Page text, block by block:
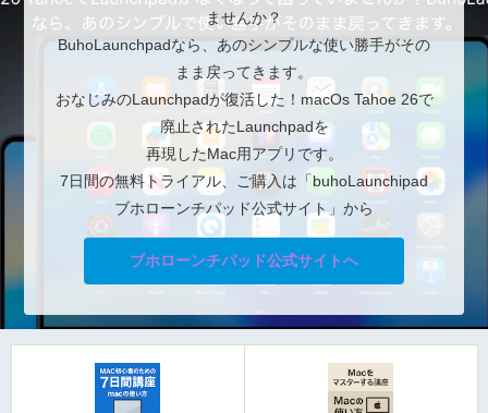
ませんか？
BuhoLaunchpadなら、あのシンプルな使い勝手がその
まま戻ってきます。
おなじみのLaunchpadが復活した！macOs Tahoe 26で
廃止されたLaunchpadを
再現したMac用アプリです。
7日間の無料トライアル、ご購入は「buhoLaunchipad
ブホローンチパッド公式サイト」から
ブホローンチパッド公式サイトへ